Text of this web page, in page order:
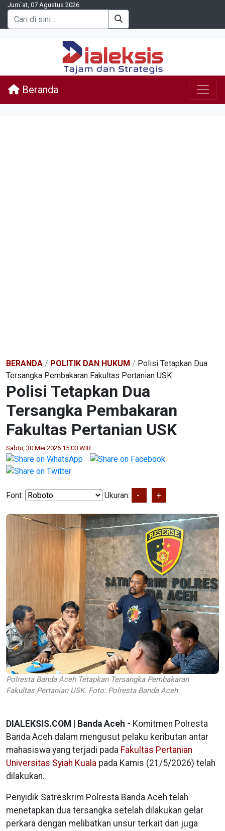
Jum`at, 07 Agustus 2026
Beranda
BERANDA / POLITIK DAN HUKUM / Polisi Tetapkan Dua
Tersangka Pembakaran Fakultas Pertanian USK
Polisi Tetapkan Dua
Tersangka Pembakaran
Fakultas Pertanian USK
Sabtu, 30 Mei 2026 15:00 WIB
Font: Ukuran: - +
Polresta Banda Aceh Tetapkan Tersangka Pembakaran
Fakultas Pertanian USK. Foto: Polresta Banda Aceh
DIALEKSIS.COM | Banda Aceh - Komitmen Polresta
Banda Aceh dalam mengusut pelaku keributan antar
mahasiswa yang terjadi pada Fakultas Pertanian
Universitas Syiah Kuala pada Kamis (21/5/2026) telah
dilakukan.
Penyidik Satreskrim Polresta Banda Aceh telah
menetapkan dua tersangka setelah dilakukan gelar
perkara dengan melibatkan unsur terkait dan juga